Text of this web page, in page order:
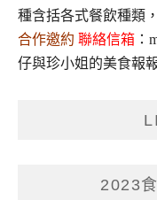
種含括各式餐飲種類
合作邀約 聯絡信箱 ：
仔與珍小姐的美食報
2023